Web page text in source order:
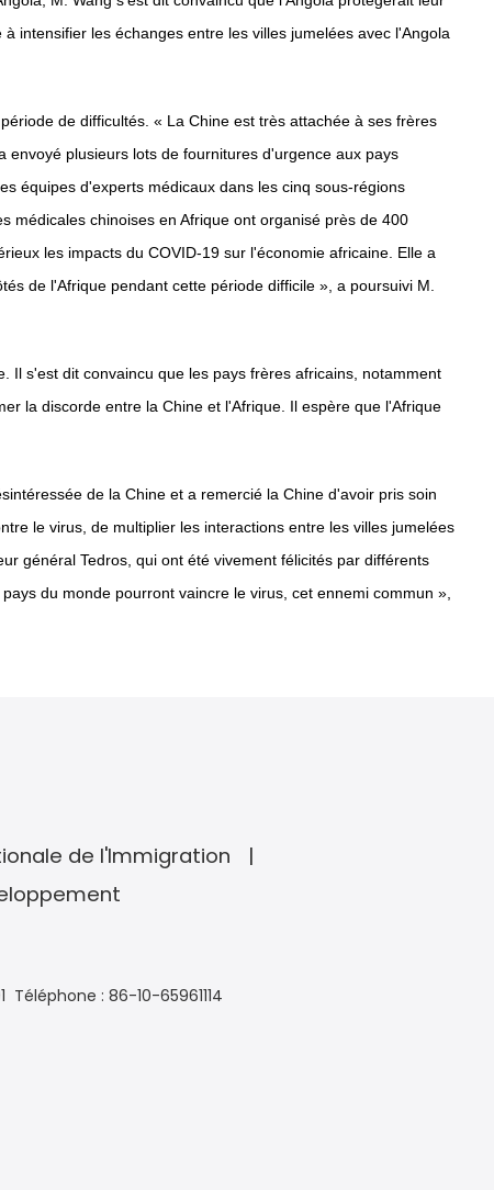
intensifier les échanges entre les villes jumelées avec l'Angola
de difficultés. « La Chine est très attachée à ses frères
plusieurs lots de fournitures d'urgence aux pays
équipes d'experts médicaux dans les cinq sous-régions
médicales chinoises en Afrique ont organisé près de 400
les impacts du COVID-19 sur l'économie africaine. Elle a
de l'Afrique pendant cette période difficile », a poursuivi M.
Il s'est dit convaincu que les pays frères africains, notamment
la discorde entre la Chine et l'Afrique. Il espère que l'Afrique
de la Chine et a remercié la Chine d'avoir pris soin
le virus, de multiplier les interactions entre les villes jumelées
général Tedros, qui ont été vivement félicités par différents
du monde pourront vaincre le virus, cet ennemi commun »,
de l'Immigration
Téléphone : 86-10-65961114